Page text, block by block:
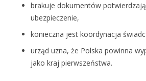
brakuje dokumentów
ubezpieczenie,
konieczna jest koordynacja
urząd uzna, że Polska powinna
jako kraj pierwszeństwa.